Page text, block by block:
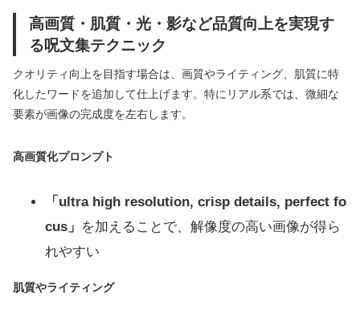
高画質・肌質・光・影など品質向上を実現す
る呪文集テクニック
クオリティ向上を目指す場合は、画質やライティング、肌質に特
化したワードを追加して仕上げます。特にリアル系では、微細な
要素が画像の完成度を左右します。
高画質化プロンプト
「ultra high resolution, crisp details, perfect fo
cus」 を加えることで、解像度の高い画像が得ら
れやすい
肌質やライティング